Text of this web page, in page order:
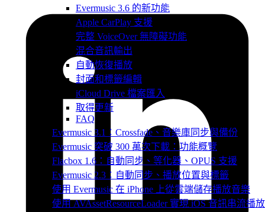
Evermusic 3.6 的新功能
Apple CarPlay 支援
完整 VoiceOver 無障礙功能
混合音訊輸出
自動恢復播放
封面和標籤編輯
iCloud Drive 檔案匯入
取得更新
FAQ
Evermusic 3.1：Crossfade、音樂庫同步與備份
Evermusic 突破 300 萬次下載：功能概覽
Flacbox 1.6：自動同步、等化器、OPUS 支援
Evermusic 2.3：自動同步、播放位置與標籤
使用 Evermusic 在 iPhone 上從雲端儲存播放音樂
使用 AVAssetResourceLoader 實現 iOS 音訊串流播放